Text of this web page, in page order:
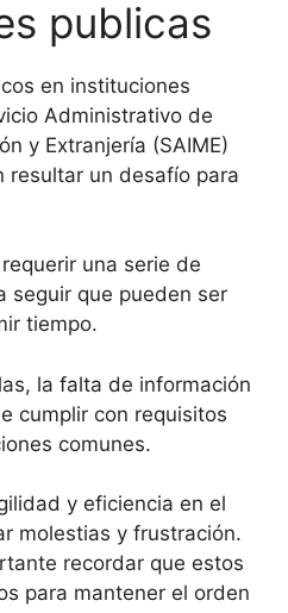
publicas
en instituciones
Administrativo de
y Extranjería (SAIME)
resultar un desafío para
una serie de
seguir que pueden ser
tiempo.
la falta de información
cumplir con requisitos
comunes.
y eficiencia en el
molestias y frustración.
recordar que estos
para mantener el orden